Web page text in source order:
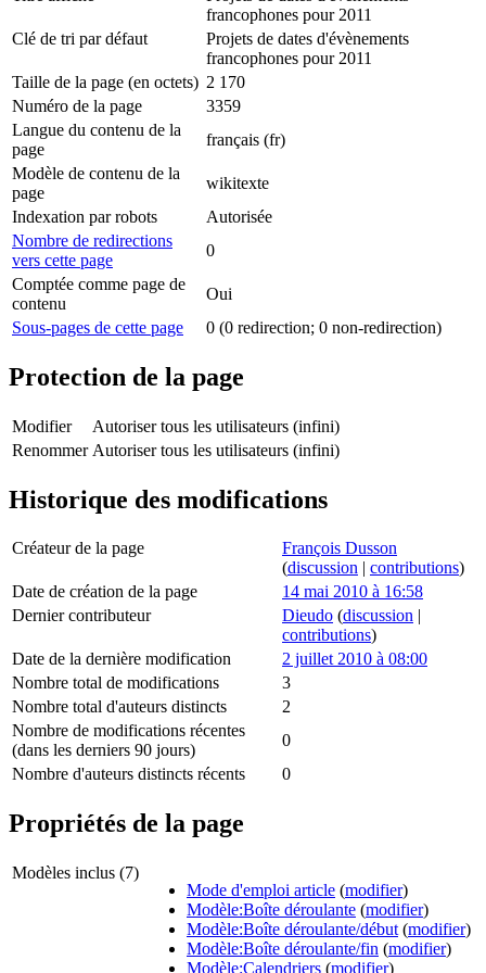
francophones pour 2011
Clé de tri par défaut
Projets de dates d'évènements
francophones pour 2011
Taille de la page (en octets) 2 170
Numéro de la page
3359
Langue du contenu de la
page
français (fr)
Modèle de contenu de la
page
wikitexte
Indexation par robots
Autorisée
Nombre de redirections
vers cette page
0
Comptée comme page de
contenu
Oui
Sous-pages de cette page
0 (0 redirection; 0 non-redirection)
Protection de la page
Modifier
Autoriser tous les utilisateurs (infini)
Renommer Autoriser tous les utilisateurs (infini)
Historique des modifications
Créateur de la page
François Dusson
(discussion | contributions)
Date de création de la page
14 mai 2010 à 16:58
Dernier contributeur
Dieudo (discussion |
contributions)
Date de la dernière modification
2 juillet 2010 à 08:00
Nombre total de modifications
3
Nombre total d'auteurs distincts
2
Nombre de modifications récentes
(dans les derniers 90 jours)
0
Nombre d'auteurs distincts récents
0
Propriétés de la page
Modèles inclus (7)
Mode d'emploi article (modifier)
Modèle:Boîte déroulante (modifier)
Modèle:Boîte déroulante/début (modifier)
Modèle:Boîte déroulante/fin (modifier)
Modèle:Calendriers (modifier)